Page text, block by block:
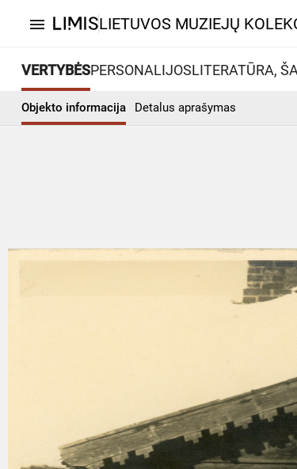
menu LIETUVOS MUZIEJŲ
VERTYBĖSPERSONALIJOSLITERATŪRA,
Objekto informacija Detalus aprašymas